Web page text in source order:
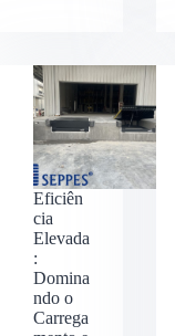
Eficiên
cia
Elevada
:
Domina
ndo o
Carrega